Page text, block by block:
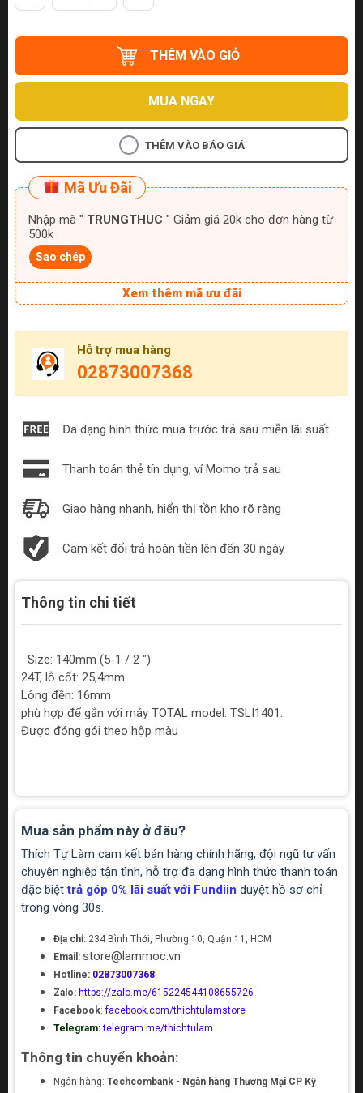
THÊM VÀO GIỎ
MUA NGAY
THÊM VÀO BÁO GIÁ
Mã Ưu Đãi
Nhập mã " TRUNGTHUC " Giảm giá 20k cho đơn hàng từ
500k
Sao chép
Xem thêm mã ưu đãi
Hỗ trợ mua hàng
02873007368
Đa dạng hình thức mua trước trả sau miễn lãi suất
Thanh toán thẻ tín dụng, ví Momo trả sau
Giao hàng nhanh, hiển thị tồn kho rõ ràng
Cam kết đổi trả hoàn tiền lên đến 30 ngày
Thông tin chi tiết
Size: 140mm (5-1 / 2 ")
24T, lỗ cốt: 25,4mm
Lông đền: 16mm
phù hợp để gắn với máy TOTAL model: TSLI1401.
Được đóng gói theo hộp màu
Mua sản phẩm này ở đâu?
Thích Tự Làm cam kết bán hàng chính hãng, đội ngũ tư vấn
chuyên nghiệp tận tình, hỗ trợ đa dạng hình thức thanh toán
đặc biệttrả góp 0% lãi suất với Fundiin duyệt hồ sơ chỉ
trong vòng 30s.
Địa chỉ: 234 Bình Thới, Phường 10, Quận 11, HCM
Email: store@lammoc.vn
Hotline: 02873007368
Zalo: https://zalo.me/615224544108655726
Facebook:facebook.com/thichtulamstore
Telegram: telegram.me/thichtulam
Thông tin chuyển khoản:
Ngân hàng: Techcombank - Ngân hàng Thương Mại CP Kỹ